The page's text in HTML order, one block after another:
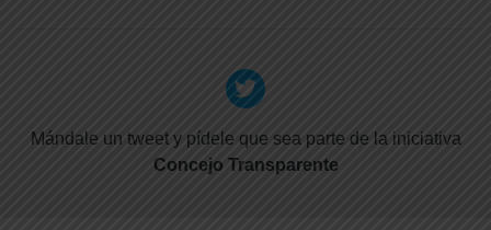
Mándale un tweet y pídele que sea parte de la iniciativa
Concejo Transparente